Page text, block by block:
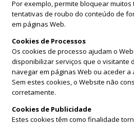
Por exemplo, permite bloquear muitos
tentativas de roubo do conteúdo de
em páginas Web.
Cookies de Processos
Os cookies de processo ajudam o
disponibilizar serviços que o visitante
navegar em páginas Web ou aceder
Sem estes cookies, o Website não
corretamente.
Cookies de Publicidade
Estes cookies têm como finalidade